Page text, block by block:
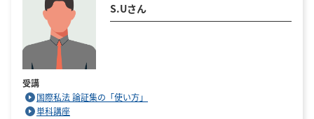
S.Uさん
受講
国際私法 論証集の「使い方」
単科講座